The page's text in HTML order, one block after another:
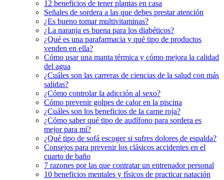
12 beneficios de tener plantas en casa
Señales de sordera a las que debes prestar atención
¿Es bueno tomar multivitaminas?
¿La naranja es buena para los diabéticos?
¿Qué es una parafarmacia y qué tipo de productos
venden en ella?
Cómo usar una manta térmica y cómo mejora la calidad
del agua
¿Cuáles son las carreras de ciencias de la salud con más
salidas?
¿Cómo controlar la adicción al sexo?
Cómo prevenir golpes de calor en la piscina
¿Cuáles son los beneficios de la carne roja?
¿Cómo saber qué tipo de audífono para sordera es
mejor para mí?
¿Qué tipo de sofá escoger si sufres dolores de espalda?
Consejos para prevenir los clásicos accidentes en el
cuarto de baño
7 razones por las que contratar un entrenador personal
10 beneficios mentales y físicos de practicar natación